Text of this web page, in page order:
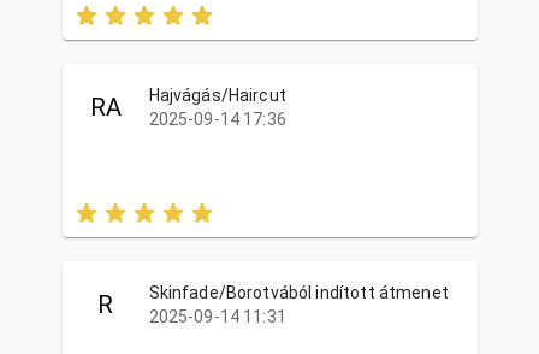
RA
Hajvágás/Haircut
2025-09-14 17:36
R
Skinfade/Borotvából indított átmenet
2025-09-14 11:31